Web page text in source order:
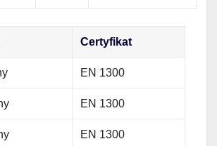
Certyfikat
EN 1300
EN 1300
EN 1300